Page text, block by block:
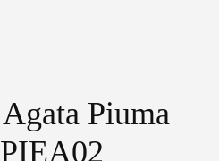
Piuma